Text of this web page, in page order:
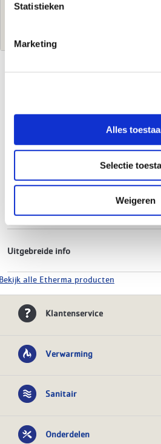
Statistieken
Marketing
Alles
Selectie
Weigeren
Merk
Etherma
39650
EAN-Code
Product soort
Infraroodpaneel
LAVA GLAS 2.0
Hoogte
500 mm
Uitgebreide info
alle Etherma producten
Klantenservice
Verwarming
Sanitair
Onderdelen